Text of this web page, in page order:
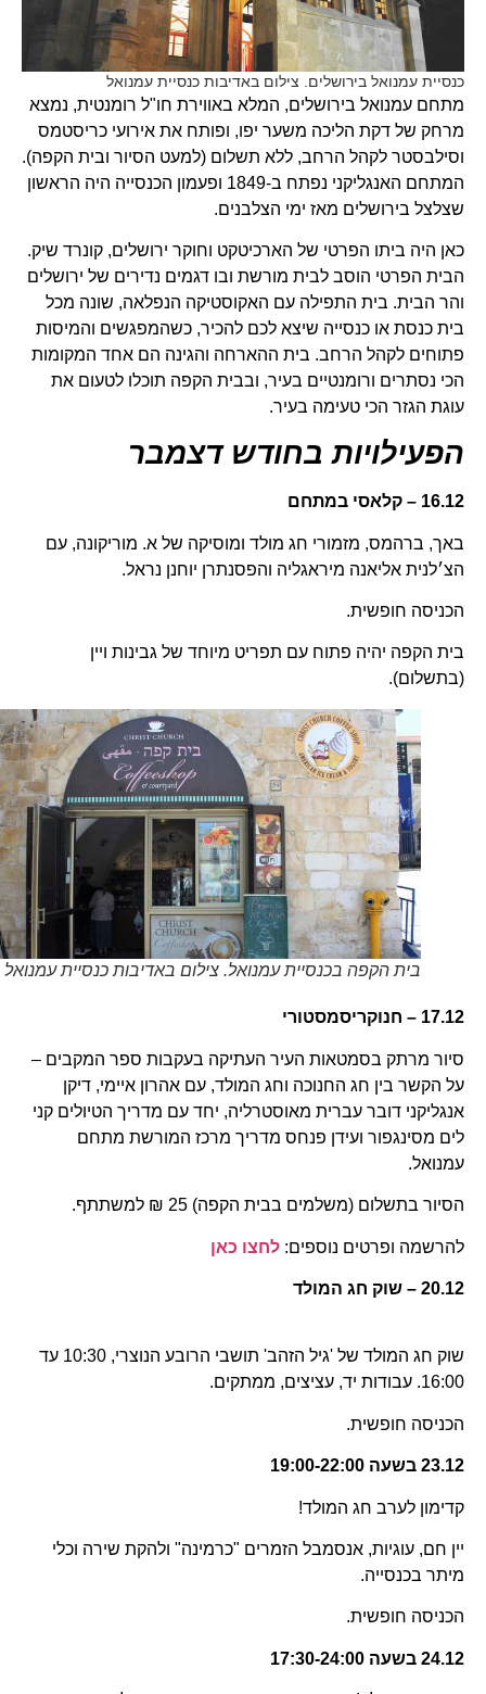
כנסיית עמנואל בירושלים. צילום באדיבות כנסיית עמנואל
מתחם עמנואל בירושלים, המלא באווירת חו"ל רומנטית, נמצא
מרחק של דקת הליכה משער יפו, ופותח את אירועי כריסטמס
וסילבסטר לקהל הרחב, ללא תשלום (למעט הסיור ובית הקפה).
המתחם האנגליקני נפתח ב-1849 ופעמון הכנסייה היה הראשון
שצלצל בירושלים מאז ימי הצלבנים.
כאן היה ביתו הפרטי של הארכיטקט וחוקר ירושלים, קונרד שיק.
הבית הפרטי הוסב לבית מורשת ובו דגמים נדירים של ירושלים
והר הבית. בית התפילה עם האקוסטיקה הנפלאה, שונה מכל
בית כנסת או כנסייה שיצא לכם להכיר, כשהמפגשים והמיסות
פתוחים לקהל הרחב. בית ההארחה והגינה הם אחד המקומות
הכי נסתרים ורומנטיים בעיר, ובבית הקפה תוכלו לטעום את
עוגת הגזר הכי טעימה בעיר.
הפעילויות בחודש דצמבר
16.12 – קלאסי במתחם
באך, ברהמס, מזמורי חג מולד ומוסיקה של א. מוריקונה, עם
הצ׳לנית אליאנה מיראגליה והפסנתרן יוחנן נראל.
הכניסה חופשית.
בית הקפה יהיה פתוח עם תפריט מיוחד של גבינות ויין
(בתשלום).
בית הקפה בכנסיית עמנואל. צילום באדיבות כנסיית עמנואל
17.12 – חנוקריסמסטורי
סיור מרתק בסמטאות העיר העתיקה בעקבות ספר המקבים –
על הקשר בין חג החנוכה וחג המולד, עם אהרון איימי, דיקן
אנגליקני דובר עברית מאוסטרליה, יחד עם מדריך הטיולים קני
לים מסינגפור ועידן פנחס מדריך מרכז המורשת מתחם
עמנואל.
הסיור בתשלום (משלמים בבית הקפה) 25 ₪ למשתתף.
להרשמה ופרטים נוספים:לחצו כאן
20.12 – שוק חג המולד
שוק חג המולד של 'גיל הזהב' תושבי הרובע הנוצרי, 10:30 עד
16:00. עבודות יד, עציצים, ממתקים.
הכניסה חופשית.
23.12 בשעה 19:00-22:00
קדימון לערב חג המולד!
יין חם, עוגיות, אנסמבל הזמרים "כרמינה" ולהקת שירה וכלי
מיתר בכנסייה.
הכניסה חופשית.
24.12 בשעה 17:30-24:00